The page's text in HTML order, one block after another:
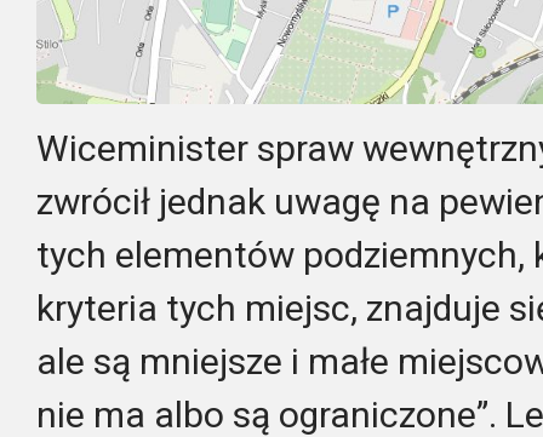
Wiceminister spraw
zwrócił jednak uwagę na
tych elementów podziemnych,
kryteria tych miejsc, znajduje
ale są mniejsze i małe
nie ma albo są ograniczone”.